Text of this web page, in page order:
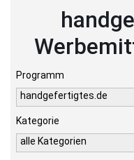
Programm
handgefertigtes.de
Kategorie
alle Kategorien